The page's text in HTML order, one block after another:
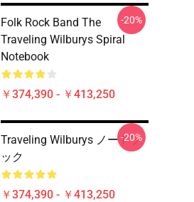
Folk Rock Band The
Traveling Wilburys Spiral
Notebook
￥374,390 - ￥413,250
-20%
Traveling Wilburys ノートブ
ック
￥374,390 - ￥413,250
-20%